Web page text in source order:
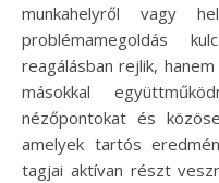
munkahelyről vagy
problémamegoldás
reagálásban rejlik,
másokkal
nézőpontokat és
amelyek tartós
tagjai aktívan részt